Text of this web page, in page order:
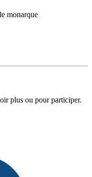
monarque
plus ou pour participer.